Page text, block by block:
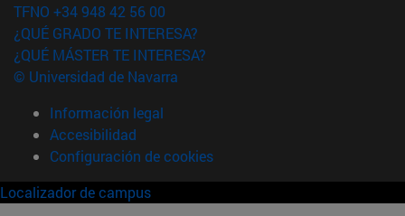
TFNO +34 948 42 56 00
¿QUÉ GRADO TE INTERESA?
¿QUÉ MÁSTER TE INTERESA?
© Universidad de Navarra
Información legal
Accesibilidad
Configuración de cookies
Localizador de campus